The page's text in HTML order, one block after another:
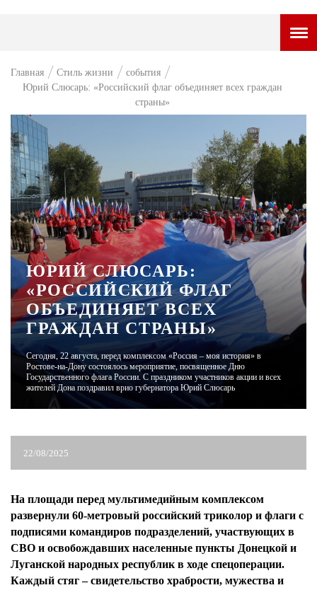
ГОРОДСКОЙ ПОРТАЛ
ВОПРОС НЕДЕЛИ
ПРЕМЬЕРА
ТАМ И ТУТ
СТИЛЬ ЖИЗНИ
ХАЙП
ЧЕЛОВЕК ОСОБЕННЫЙ
КУЛЬТ ЕДЫ
АФИША
Главная Стиль жизни
события
Юрий Слюсарь: «Российский флаг объединяет всех граждан
страны»
ЮРИЙ СЛЮСАРЬ:
«РОССИЙСКИЙ ФЛАГ
ОБЪЕДИНЯЕТ ВСЕХ
ГРАЖДАН СТРАНЫ»
Сегодня, 22 августа, перед комплексом «Россия – моя история» в
Ростове-на-Дону состоялось мероприятие, посвященное Дню
Государственного флага России. С праздником участников акции и всех
жителей Дона поздравил врио губернатора Юрий Слюсарь
22/08/2025
На площади перед мультимедийным комплексом
развернули 60-метровый российский триколор и флаги с
подписями командиров подразделений, участвующих в
СВО и освобождавших населенные пункты Донецкой и
Луганской народных республик в ходе спецоперации.
Каждый стяг – свидетельство храбрости, мужества и